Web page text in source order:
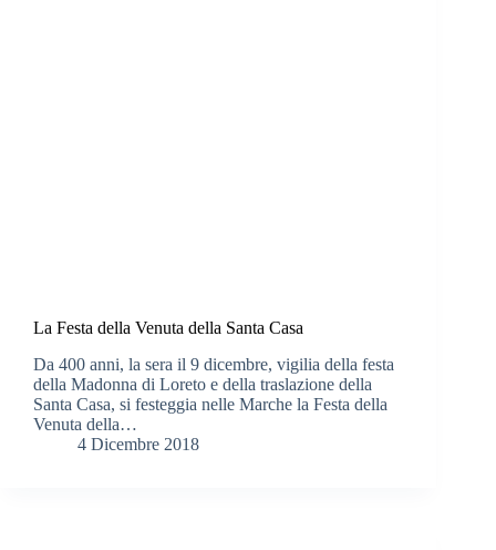
La Festa della Venuta della Santa Casa
Da 400 anni, la sera il 9 dicembre, vigilia della festa
della Madonna di Loreto e della traslazione della
Santa Casa, si festeggia nelle Marche la Festa della
Venuta della…
4 Dicembre 2018